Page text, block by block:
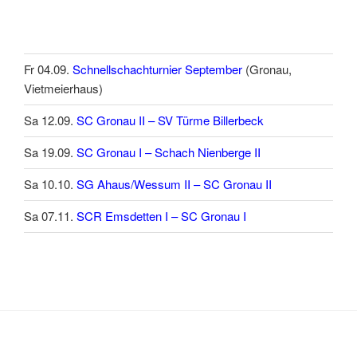
Fr 04.09. Schnellschachturnier September (Gronau,
Vietmeierhaus)
Sa 12.09. SC Gronau II – SV Türme Billerbeck
Sa 19.09. SC Gronau I – Schach Nienberge II
Sa 10.10. SG Ahaus/Wessum II – SC Gronau II
Sa 07.11. SCR Emsdetten I – SC Gronau I